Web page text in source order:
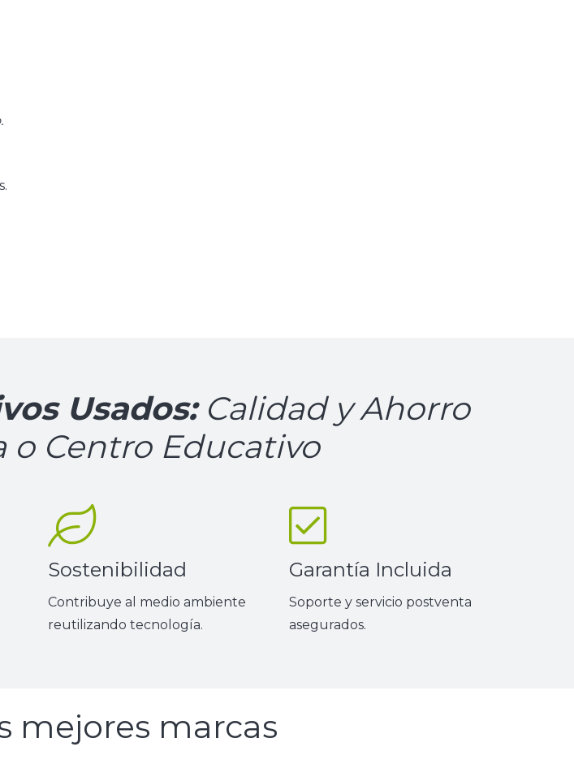
Usados:Calidad y Ahorro
o Centro Educativo
Sostenibilidad
Contribuye al medio ambiente
reutilizando tecnología.
Garantía Incluida
Soporte y servicio postventa
asegurados.
mejores marcas